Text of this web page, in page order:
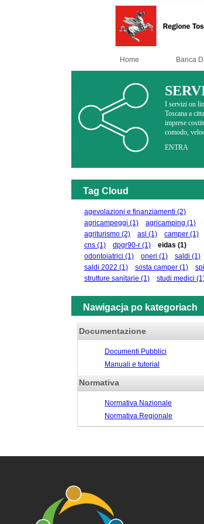
Home Banca
I servizi on
Toscana a
imprese
comodo,
ENTRA
Tag Cloud
agevolazioni e finanziamenti (2)
agricampeggi (1) agricamping (1)
agriturismo (2) asl (1) camper (1)
cns (1) dpgr90-r (1) eidas (1)
odontoiatrici (1) oneri (1) saldi (1)
saldi 2022 (1) sosta camper (1)
strutture sanitarie (1) studi medici
Nawigacja po kategoriach
Documentazione
Documenti Pubblici
Manuali e tutorial
Normativa
Normativa Nazionale
Normativa Regionale